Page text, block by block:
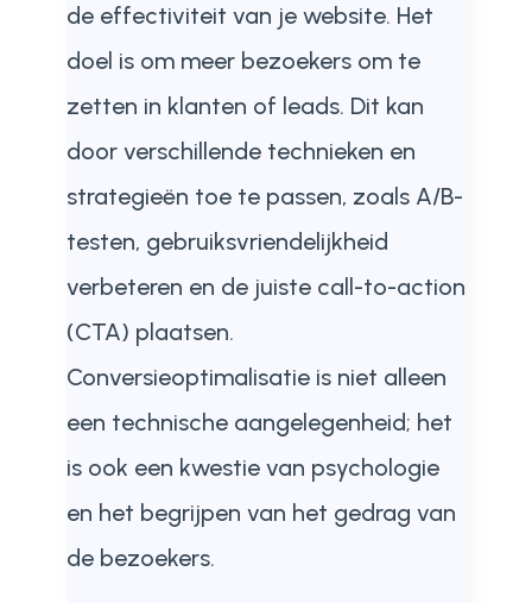
de effectiviteit van je website. Het
doel is om meer bezoekers om te
zetten in klanten of leads. Dit kan
door verschillende technieken en
strategieën toe te passen, zoals A/B-
testen, gebruiksvriendelijkheid
verbeteren en de juiste call-to-action
(CTA) plaatsen.
Conversieoptimalisatie is niet alleen
een technische aangelegenheid; het
is ook een kwestie van psychologie
en het begrijpen van het gedrag van
de bezoekers.